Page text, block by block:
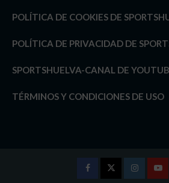
POLÍTICA DE COOKIES DE
POLÍTICA DE PRIVACIDAD DE
SPORTSHUELVA-CANAL DE
TÉRMINOS Y CONDICIONES DE USO